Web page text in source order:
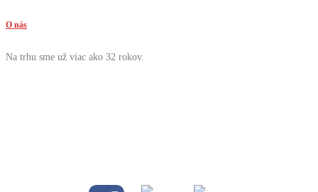
O nás
Na trhu sme už viac ako 32 rokov.